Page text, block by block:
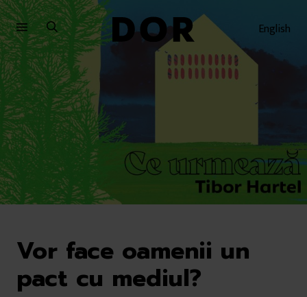
Sari
la
meniu
Sari
la
conținut
English
Vor face oamenii un
pact cu mediul?